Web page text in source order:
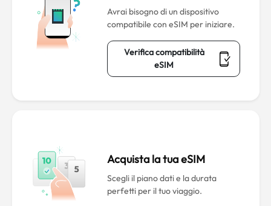
Avrai bisogno di un dispositivo
compatibile con eSIM per iniziare.
Verifica compatibilità
eSIM
Acquista la tua eSIM
Scegli il piano dati e la durata
perfetti per il tuo viaggio.